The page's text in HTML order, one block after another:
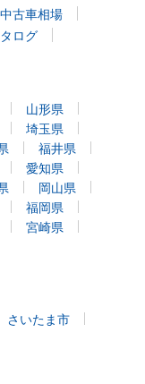
古車相場
ログ
山形県
埼玉県
福井県
愛知県
岡山県
福岡県
宮崎県
さいたま市